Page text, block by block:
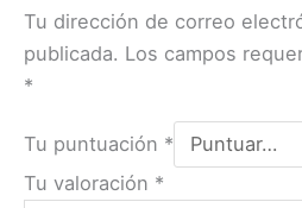
Tu dirección de correo
publicada. Los campos
*
Tu puntuación *
Tu valoración *